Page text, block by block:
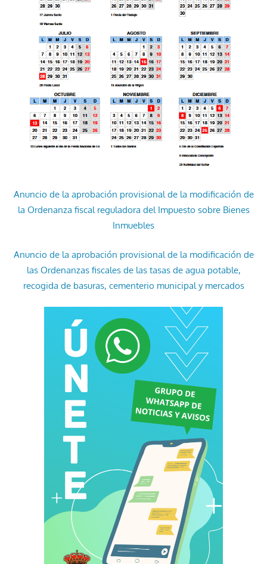
Anuncio de la aprobación provisional de la modificación de
la Ordenanza fiscal reguladora del Impuesto sobre Bienes
Inmuebles
Anuncio de la aprobación provisional de la modificación de
las Ordenanzas fiscales de las tasas de agua potable,
recogida de basuras, cementerio municipal y mercados